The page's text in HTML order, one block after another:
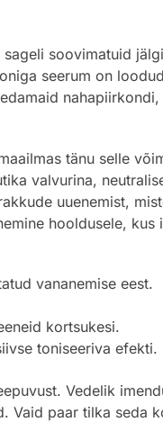
soovimatuid
seerum on
tänu selle
valvurina,
uuenemist,
hooldusele, kus
vananemise eest.
kortsukesi.
toniseeriva efekti.
Vedelik
Vaid paar tilka seda